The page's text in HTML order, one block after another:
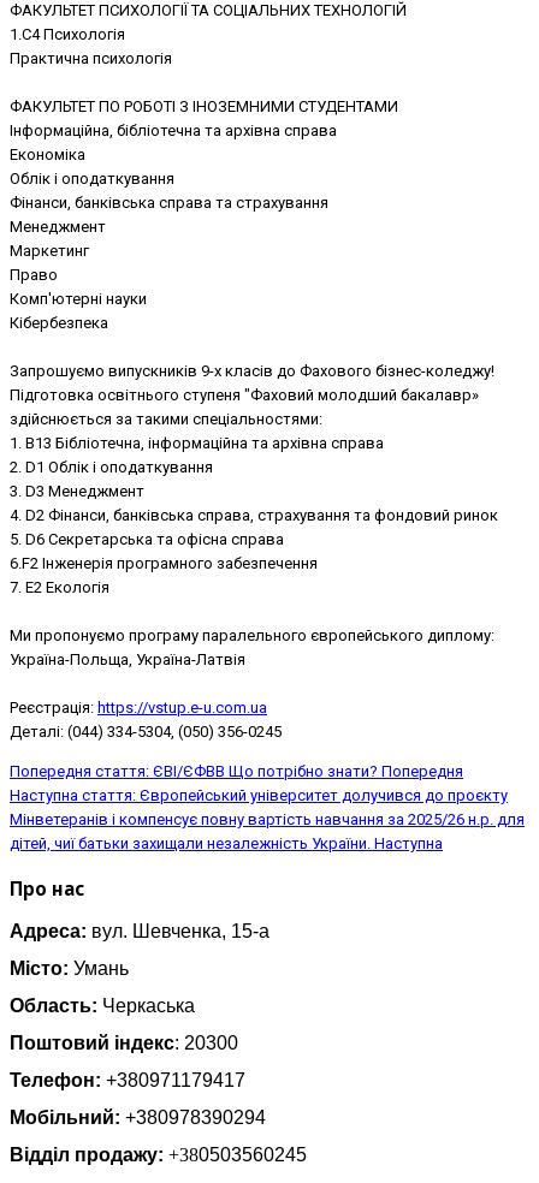
ФАКУЛЬТЕТ ПСИХОЛОГІЇ ТА СОЦІАЛЬНИХ ТЕХНОЛОГІЙ
1.C4 Психологія
Практична психологія
ФАКУЛЬТЕТ ПО РОБОТІ З ІНОЗЕМНИМИ СТУДЕНТАМИ
Інформаційна, бібліотечна та архівна справа
Економіка
Облік і оподаткування
Фінанси, банківська справа та страхування
Менеджмент
Маркетинг
Право
Комп'ютерні науки
Кібербезпека
Запрошуємо випускників 9-х класів до Фахового бізнес-коледжу!
Підготовка освітнього ступеня "Фаховий молодший бакалавр»
здійснюється за такими спеціальностями:
1. В13 Бібліотечна, інформаційна та архівна справа
2. D1 Облік і оподаткування
3. D3 Менеджмент
4. D2 Фінанси, банківська справа, страхування та фондовий ринок
5. D6 Секретарська та офісна справа
6.F2 Інженерія програмного забезпечення
7. E2 Екологія
Ми пропонуємо програму паралельного європейського диплому:
Україна-Польща, Україна-Латвія
Реєстрація: https://vstup.e-u.com.ua
Деталі: (044) 334-5304, (050) 356-0245
Попередня стаття: ЄВІ/ЄФВВ Що потрібно знати? Попередня
Наступна стаття: Європейський університет долучився до проєкту
Мінветеранів і компенсує повну вартість навчання за 2025/26 н.р. для
дітей, чиї батьки захищали незалежність України. Наступна
Про нас
Адреса: вул. Шевченка, 15-а
Місто: Умань
Область: Черкаська
Поштовий індекс: 20300
Телефон: +380971179417
Мобільний: +380978390294
Відділ продажу: +380503560245